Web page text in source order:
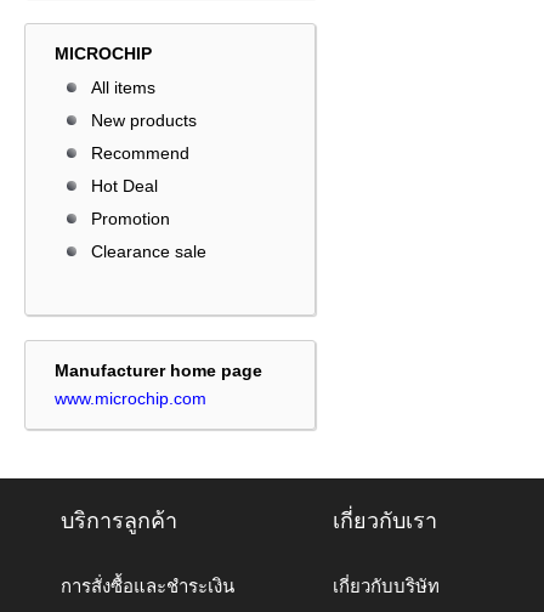
MICROCHIP
All items
New products
Recommend
Hot Deal
Promotion
Clearance sale
Manufacturer home page
www.microchip.com
บริการลูกค้า
การสั่งซื้อและชำระเงิน
เกี่ยวกับเรา
เกี่ยวกับบริษัท